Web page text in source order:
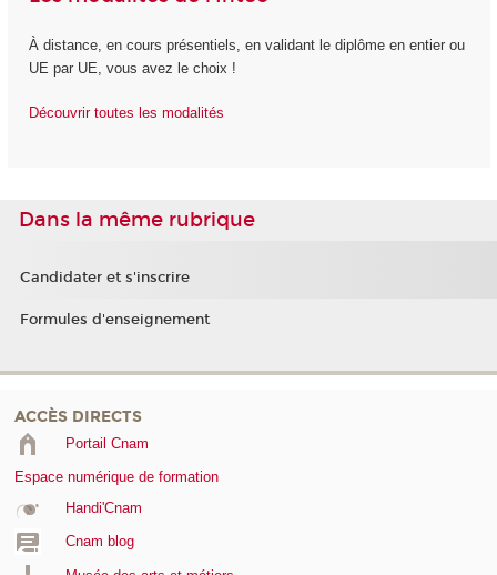
À distance, en cours présentiels, en validant le diplôme en entier ou
UE par UE, vous avez le choix !
Découvrir toutes les modalités
Dans la même rubrique
Candidater et s'inscrire
Formules d'enseignement
ACCÈS DIRECTS
Portail Cnam
Espace numérique de formation
Handi'Cnam
Cnam blog